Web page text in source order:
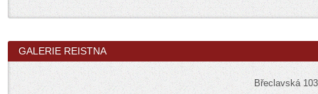
GALERIE REISTNA
Břeclavská